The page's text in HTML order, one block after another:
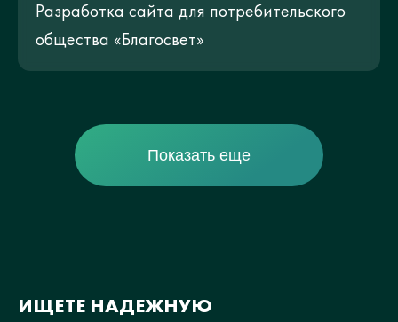
Разработка сайта для потребительского
общества «Благосвет»
Показать еще
ИЩЕТЕ НАДЕЖНУЮ